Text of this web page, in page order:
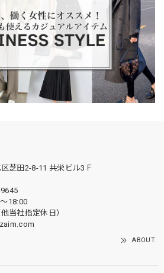
芝田2-8-11 共栄ビル3Ｆ
18:00
当社指定休日）
ABOUT